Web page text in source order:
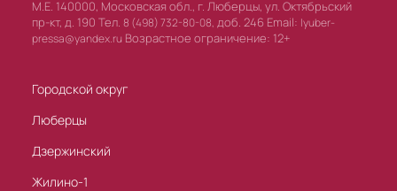
М.Е. 140000, Московская обл., г. Люберцы, ул. Октябрьский
пр-кт, д. 190 Тел. 8 (498) 732-80-08, доб. 246 Email: lyuber-
pressa@yandex.ru Возрастное ограничение: 12+
Городской округ
Люберцы
Дзержинский
Жилино-1